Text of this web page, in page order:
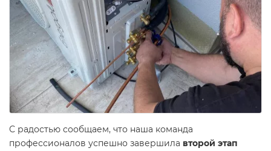
С радостью сообщаем, что наша команда
профессионалов успешно завершила второй этап